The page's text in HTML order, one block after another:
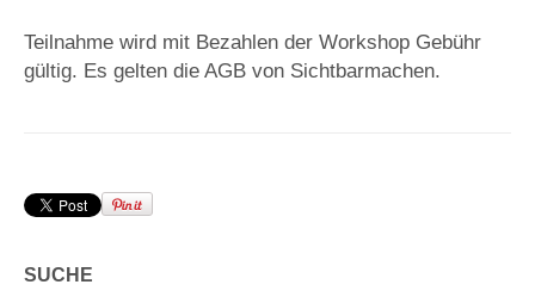
Teilnahme wird mit Bezahlen der Workshop Gebühr
gültig. Es gelten die AGB von Sichtbarmachen.
SUCHE